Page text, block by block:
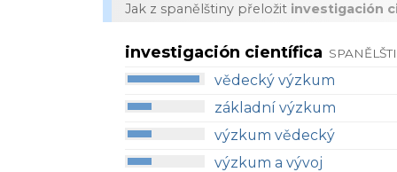
Jak z spanělštiny přeložit investigación
investigación científica
vědecký výzkum
základní výzkum
výzkum vědecký
výzkum a vývoj